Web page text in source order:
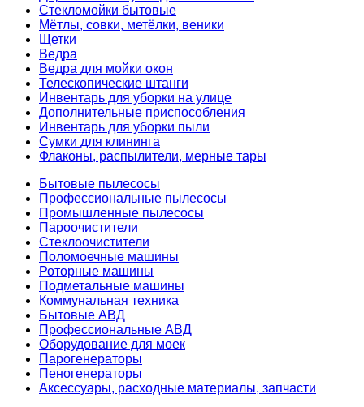
Стекломойки бытовые
Мётлы, совки, метёлки, веники
Щетки
Ведра
Ведра для мойки окон
Телескопические штанги
Инвентарь для уборки на улице
Дополнительные приспособления
Инвентарь для уборки пыли
Сумки для клининга
Флаконы, распылители, мерные тары
Бытовые пылесосы
Профессиональные пылесосы
Промышленные пылесосы
Пароочистители
Стеклоочистители
Поломоечные машины
Роторные машины
Подметальные машины
Коммунальная техника
Бытовые АВД
Профессиональные АВД
Оборудование для моек
Парогенераторы
Пеногенераторы
Аксессуары, расходные материалы, запчасти